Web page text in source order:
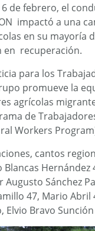
de febrero, el
impactó a una
en su mayoría
en recuperación.
para los
promueve la
agrícolas
de
Workers
cantos
Hernández
Sánchez
47, Mario Abril
Elvio Bravo